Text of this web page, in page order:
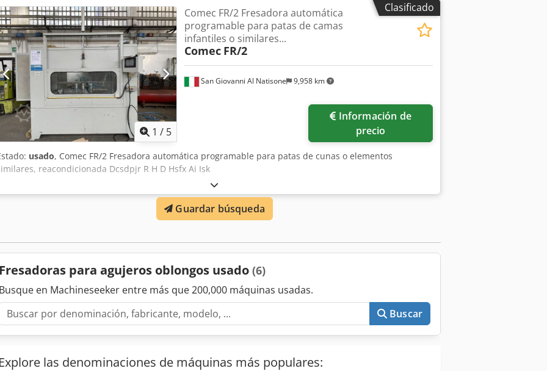
Clasificado
1 / 5
San Giovanni Al Natisone 9,958 km
Comec FR/2 Fresadora automática
programable para patas de camas
infantiles o similares...
Comec FR/2
precio
usado, Comec FR/2 Fresadora automática programable para patas de cunas o elementos
reacondicionada Dcsdpjr R H D Hsfx Ai Isk
Guardar búsqueda
Fresadoras para agujeros oblongos usado (6)
Busque en Machineseeker entre más que 200,000 máquinas usadas.
Buscar
Explore las denominaciones de máquinas más populares: